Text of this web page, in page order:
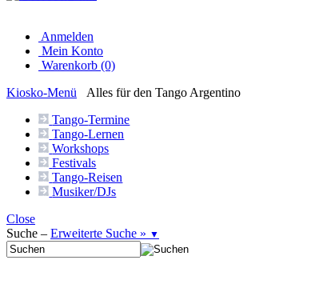
Anmelden
Mein Konto
Warenkorb (0)
Kiosko-Menü
Alles für den Tango Argentino
Tango-Termine
Tango-Lernen
Workshops
Festivals
Tango-Reisen
Musiker/DJs
Close
Suche – Erweiterte Suche » ▼